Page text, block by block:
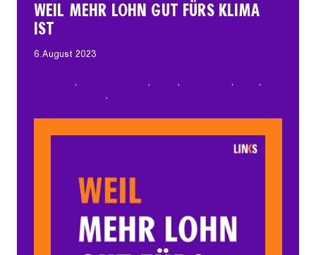
WEIL MEHR LOHN GUT FÜRS KLIMA
IST
6. August 2023
Allgemein, Antikapitalismus, , Kampagnen,
,
Neues von LINKS,